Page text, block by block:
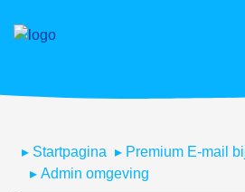
Startpagina
Premium E-mail
Admin omgeving